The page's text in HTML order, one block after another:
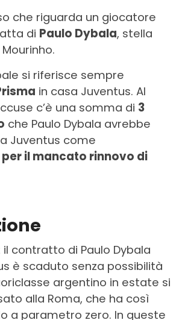
che riguarda un giocatore
di Paulo Dybala, stella
si riferisce sempre
in casa Juventus. Al
c’è una somma di 3
che Paulo Dybala avrebbe
Juventus come
il mancato rinnovo di
il contratto di Paulo Dybala
è scaduto senza possibilità
argentino in estate si
alla Roma, che ha così
a parametro zero. In queste